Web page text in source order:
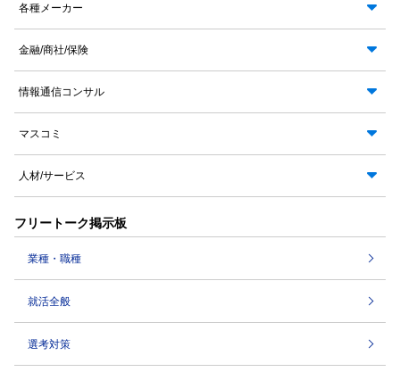
各種メーカー
金融/商社/保険
情報通信コンサル
マスコミ
人材/サービス
フリートーク掲示板
業種・職種
就活全般
選考対策